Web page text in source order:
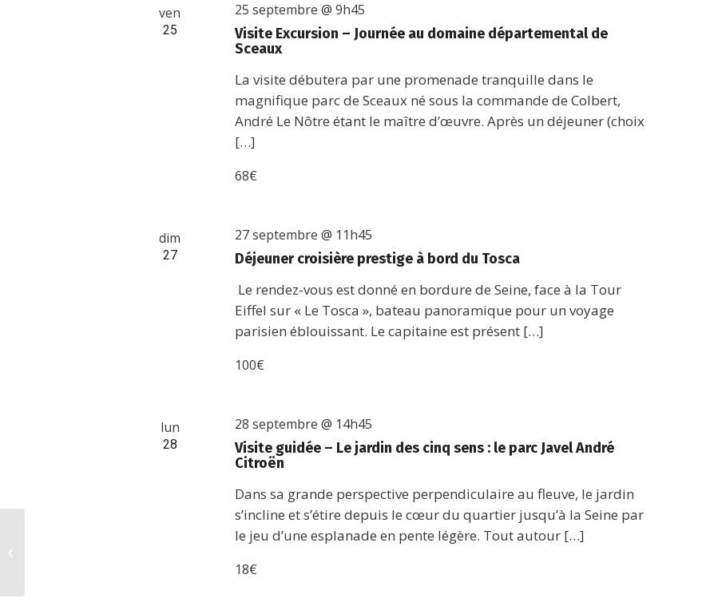
ven
25
Visite Excursion – Journée au domaine départemental de
Sceaux
25 septembre @ 9h45
La visite débutera par une promenade tranquille dans le
magnifique parc de Sceaux né sous la commande de Colbert,
André Le Nôtre étant le maître d’œuvre. Après un déjeuner (choix
[…]
68€
dim
27 Déjeuner croisière prestige à bord du Tosca
27 septembre @ 11h45
Le rendez-vous est donné en bordure de Seine, face à la Tour
Eiffel sur « Le Tosca », bateau panoramique pour un voyage
parisien éblouissant. Le capitaine est présent […]
100€
lun
28
Visite guidée – Le jardin des cinq sens : le parc Javel André
Citroën
28 septembre @ 14h45
Dans sa grande perspective perpendiculaire au fleuve, le jardin
s’incline et s’étire depuis le cœur du quartier jusqu’à la Seine par
le jeu d’une esplanade en pente légère. Tout autour […]
18€